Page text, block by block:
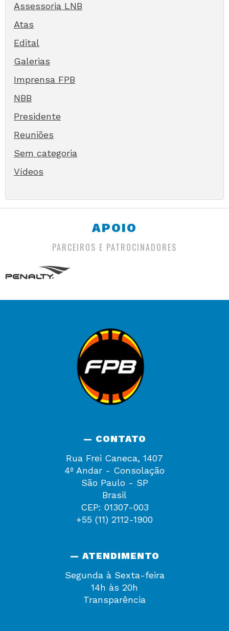
Assessoria LNB
Atas
Edital
Galerias
Imprensa FPB
NBB
Presidente
Reuniões
Sem categoria
Vídeos
APOIO
PARCEIROS E PATROCINADORES
— CONTATO
Rua Frei Caneca, 1407
4º Andar - Consolação
São Paulo - SP
Brasil
CEP: 01307-003
+55 (11) 2112-1900
— ATENDIMENTO
Segunda à Sexta-feira
14h às 20h
Transparência